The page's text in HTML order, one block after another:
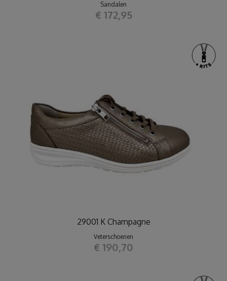
Sandalen
€ 172,95
29001 K Champagne
Veterschoenen
€ 190,70